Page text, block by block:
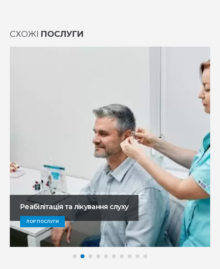
СХОЖІ ПОСЛУГИ
Реабілітація та лікування слуху
ЛОР ПОСЛУГИ